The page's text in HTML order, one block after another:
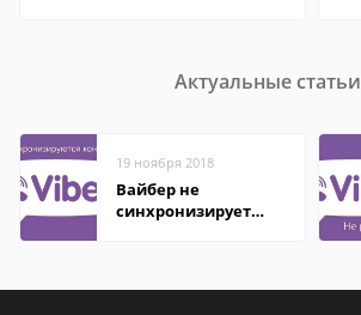
Актуальные статьи
19 ноября 2018
Вайбер не
синхронизирует